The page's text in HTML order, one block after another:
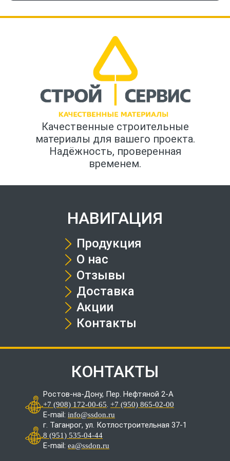
Качественные строительные
материалы для вашего проекта.
Надёжность, проверенная
временем.
НАВИГАЦИЯ
Продукция
О нас
Отзывы
Доставка
Акции
Контакты
КОНТАКТЫ
Ростов-на-Дону, Пер. Нефтяной 2-А
+7 (908) 172-00-65. +7 (950) 865-02-00
E-mail: info@ssdon.ru
г. Таганрог, ул. Котлостроительная 37-1
8 (951) 535-04-44
E-mail: ea@ssdon.ru